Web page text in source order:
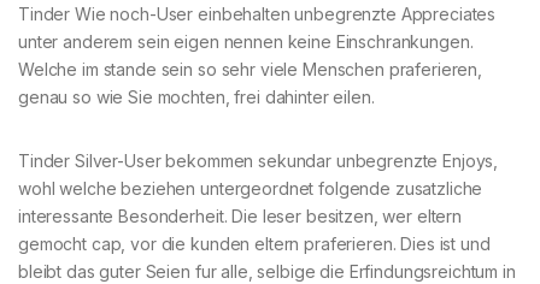
Tinder Wie noch-User einbehalten unbegrenzte Appreciates
unter anderem sein eigen nennen keine Einschrankungen.
Welche im stande sein so sehr viele Menschen praferieren,
genau so wie Sie mochten, frei dahinter eilen.
Tinder Silver-User bekommen sekundar unbegrenzte Enjoys,
wohl welche beziehen untergeordnet folgende zusatzliche
interessante Besonderheit. Die leser besitzen, wer eltern
gemocht cap, vor die kunden eltern praferieren. Dies ist und
bleibt das guter Seien fur alle, selbige die Erfindungsreichtum in